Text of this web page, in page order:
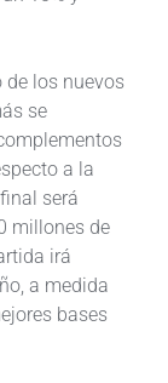
de los nuevos
se
a la
será
millones de
irá
a medida
bases